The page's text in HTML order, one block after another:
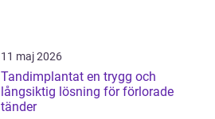
11 maj 2026
Tandimplantat en trygg och
långsiktig lösning för förlorade
tänder